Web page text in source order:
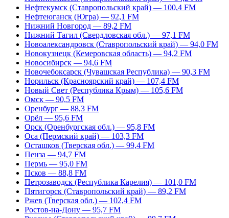
Нефтекумск (Ставропольский край) — 100,4 FM
Нефтеюганск (Югра) — 92,1 FM
Нижний Новгород — 89,2 FM
Нижний Тагил (Свердловская обл.) — 97,1 FM
Новоалександровск (Ставропольский край) — 94,0 FM
Новокузнецк (Кемеровская область) — 94,2 FM
Новосибирск — 94,6 FM
Новочебоксарск (Чувашская Республика) — 90,3 FM
Норильск (Красноярский край) — 107,4 FM
Новый Свет (Республика Крым) — 105,6 FM
Омск — 90,5 FM
Оренбург — 88,3 FM
Орёл — 95,6 FM
Орск (Оренбургская обл.) — 95,8 FM
Оса (Пермский край) — 103,3 FM
Осташков (Тверская обл.) — 99,4 FM
Пенза — 94,7 FM
Пермь — 95,0 FM
Псков — 88,8 FM
Петрозаводск (Республика Карелия) — 101,0 FM
Пятигорск (Ставропольский край) — 89,2 FM
Ржев (Тверская обл.) — 102,4 FM
Ростов-на-Дону — 95,7 FM